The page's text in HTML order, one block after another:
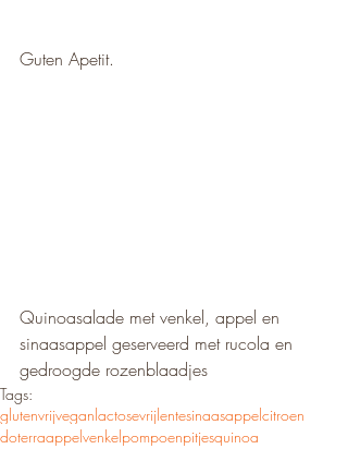
Guten Apetit.
Quinoasalade met venkel, appel en
sinaasappel geserveerd met rucola en
gedroogde rozenblaadjes
Tags:
glutenvrijvegan lactosevrijlentesinaasappelcitroen
doterraappelvenkel pompoenpitjesquinoa